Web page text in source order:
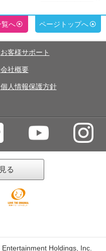
覧へ ページトップへ
お客様サポート
会社概要
個人情報保護方針
る
Holdings, Inc.